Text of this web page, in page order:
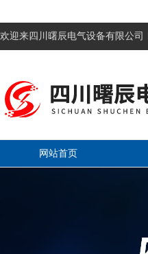
欢迎来四川曙辰电气设备有限公司
网站首页